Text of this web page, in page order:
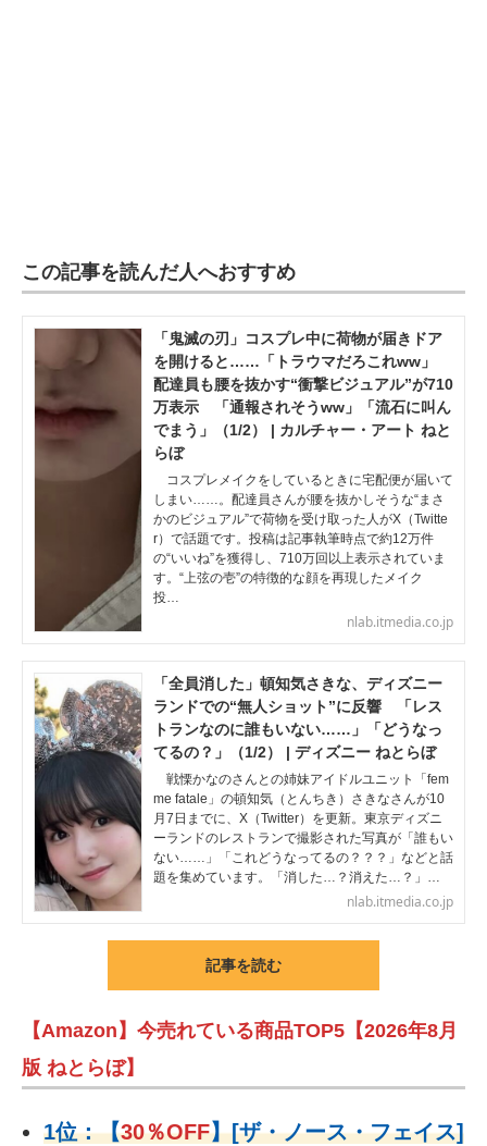
この記事を読んだ人へおすすめ
「鬼滅の刃」コスプレ中に荷物が届きドア
を開けると……「トラウマだろこれww」
配達員も腰を抜かす“衝撃ビジュアル”が710
万表示 「通報されそうww」「流石に叫ん
でまう」（1/2） | カルチャー・アート ねと
らぼ
コスプレメイクをしているときに宅配便が届いて
しまい……。配達員さんが腰を抜かしそうな“まさ
かのビジュアル”で荷物を受け取った人がX（Twitte
r）で話題です。投稿は記事執筆時点で約12万件
の“いいね”を獲得し、710万回以上表示されていま
す。“上弦の壱”の特徴的な顔を再現したメイク
投…
nlab.itmedia.co.jp
「全員消した」頓知気さきな、ディズニー
ランドでの“無人ショット”に反響 「レス
トランなのに誰もいない……」「どうなっ
てるの？」（1/2） | ディズニー ねとらぼ
戦慄かなのさんとの姉妹アイドルユニット「fem
me fatale」の頓知気（とんちき）さきなさんが10
月7日までに、X（Twitter）を更新。東京ディズニ
ーランドのレストランで撮影された写真が「誰もい
ない……」「これどうなってるの？？？」などと話
題を集めています。「消した…？消えた…？」…
nlab.itmedia.co.jp
記事を読む
【Amazon】今売れている商品TOP5【2026年8月
版 ねとらぼ】
1位：【30％OFF】[ザ・ノース・フェイス]